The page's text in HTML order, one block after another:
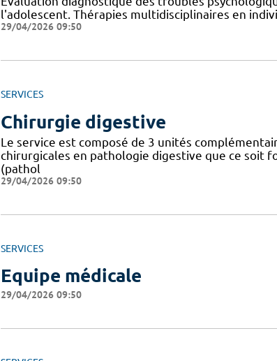
l'adolescent. Thérapies multidisciplinaires en
29/04/2026 09:50
SERVICES
Chirurgie digestive
Le service est composé de 3 unités
chirurgicales en pathologie digestive que ce soit
(pathol
29/04/2026 09:50
SERVICES
Equipe médicale
29/04/2026 09:50